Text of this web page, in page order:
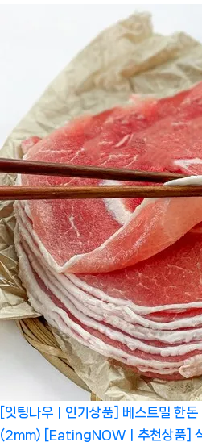
[잇팅나우ㅣ인기상품] 베스트밀 한
(2mm) [EatingNOWㅣ추천상품]